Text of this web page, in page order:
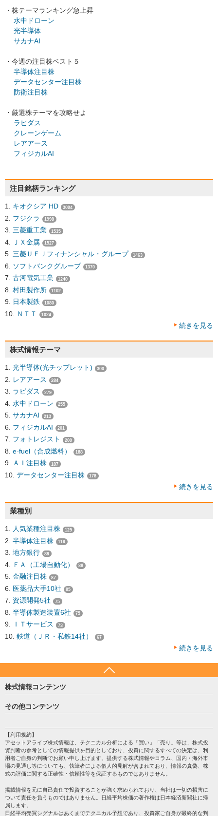
・株テーマランキング急上昇
水中ドローン
光半導体
サカナAI
・今週の注目株ベスト５
半導体注目株
データセンター注目株
防衛注目株
・厳選株テーマを攻略せよ
ラピダス
クレーンゲーム
レアアース
フィジカルAI
注目銘柄ランキング
キオクシア HD 3094
フジクラ 1998
三菱重工業 1535
ＪＸ金属 1527
三菱ＵＦＪフィナンシャル・グループ 1463
ソフトバンクグループ 1370
古河電気工業 1240
村田製作所 1102
日本製鉄 1080
ＮＴＴ 1024
続きを見る
株式情報テーマ
光半導体(光チップレット) 300
レアアース 284
ラピダス 279
水中ドローン 255
サカナAI 213
フィジカルAI 201
フォトレジスト 200
e-fuel（合成燃料） 188
ＡＩ注目株 187
データセンター注目株 178
続きを見る
業種別
人気業種注目株 129
半導体注目株 119
地方銀行 89
ＦＡ（工場自動化） 88
金融注目株 87
医薬品大手10社 85
資源開発5社 75
半導体製造装置6社 75
ＩＴサービス 73
鉄道（ＪＲ・私鉄14社） 67
続きを見る
株式情報コンテンツ
日経平均
売買シグナル
注目銘柄
株テーマ情報
海外市況
投資カレンダー
格付け情報
その他コンテンツ
個人情報保護方針
プライバシーポリシー
会社案内
サイトマップ
過去データ
【利用規約】
アセットアライブ株式情報は、テクニカル分析による「買い」「売り」等は、株式投
資判断の参考としての情報提供を目的としており、投資に関するすべての決定は、利
用者ご自身の判断でお願い申し上げます。提供する株式情報やコラム、国内・海外市
場の見通し等についても、執筆者による個人的見解が含まれており、情報の真偽、株
式の評価に関する正確性・信頼性等を保証するものではありません。
掲載情報を元に自己責任で投資することが強く求められており、当社は一切の損害に
ついて責任を負うものではありません。日経平均株価の著作権は日本経済新聞社に帰
属します。
日経平均売買シグナルはあくまでテクニカル予想であり、投資家ご自身が最終的な判